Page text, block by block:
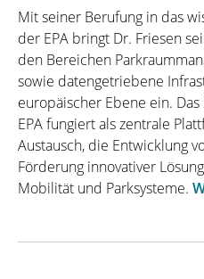
Mit seiner Berufung in das
der EPA bringt Dr. Friesen
den Bereichen
sowie datengetriebene
europäischer Ebene ein.
EPA fungiert als zentrale
Austausch, die Entwicklung
Förderung innovativer
Mobilität und Parksysteme.